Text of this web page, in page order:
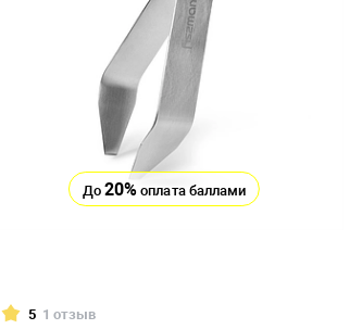
До20% оплата баллами
5 1 отзыв